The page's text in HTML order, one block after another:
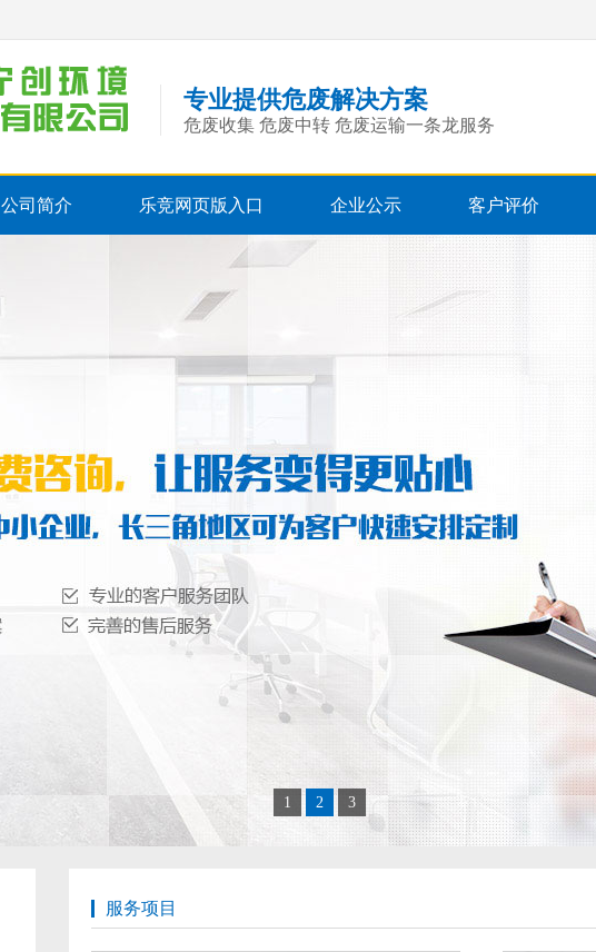
专业提供危废解决方案
危废收集 危废中转 危废运输一条龙服务
公司简介 乐竞网页版入口 企业公示 客户评价
1 2 3
服务项目